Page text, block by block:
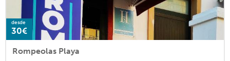
desde
30€
Rompeolas Playa